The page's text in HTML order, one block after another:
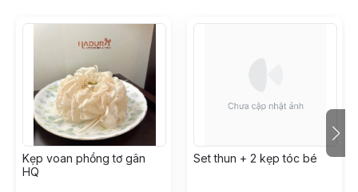
Kẹp voan phồng tơ gân
HQ
Set thun + 2 kẹp tóc bé